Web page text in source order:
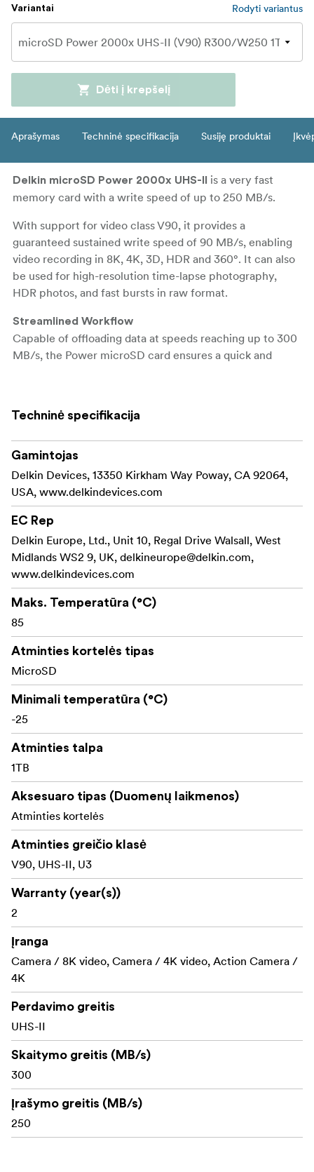
Variantai Rodyti variantus
Dėti į krepšelį
Aprašymas Techninė specifikacija Susiję produktai
Delkin microSD Power 2000x UHS-II
is a very fast
memory card with a write speed of up to 250 MB/s.
With support for video class V90, it provides a
guaranteed sustained write speed of 90 MB/s, enabling
video recording in 8K, 4K, 3D, HDR and 360°. It can also
be used for high-resolution time-lapse photography,
HDR photos, and fast bursts in raw format.
Streamlined Workflow
Capable of offloading data at speeds reaching up to 300
MB/s, the Power microSD card ensures a quick and
Each Delkin microSD card comes with a full-sized UHS-II
SD card adapter, enabling you to use your card in a
DSLR, camcorder, point-and-shoot camera, and most
other SD-compatible devices.
Durable Design
Built to endure strenuous shooting environments, the
Power SD card is durably designed to be waterproof,
shockproof, and x-ray proof. In addition, the card also
utilizes built-in error correction and wear leveling to help
Techninė specifikacija
Gamintojas
Delkin Devices, 13350 Kirkham Way Poway, CA 92064,
USA, www.delkindevices.com
EC Rep
Delkin Europe, Ltd., Unit 10, Regal Drive Walsall, West
Midlands WS2 9, UK, delkineurope@delkin.com,
www.delkindevices.com
Maks. Temperatūra (°C)
85
Atminties kortelės tipas
MicroSD
Minimali temperatūra (°C)
-25
Atminties talpa
1TB
Aksesuaro tipas (Duomenų laikmenos)
Atminties kortelės
Atminties greičio klasė
V90, UHS-II, U3
Warranty (year(s))
2
Įranga
Camera / 8K video, Camera / 4K video, Action Camera /
4K
Perdavimo greitis
UHS-II
Skaitymo greitis (MB/s)
300
Įrašymo greitis (MB/s)
250